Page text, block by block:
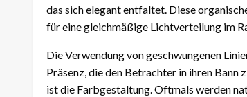
das sich elegant entfaltet. Diese
für eine gleichmäßige Lichtverteilung im
Die Verwendung von geschwungenen
Präsenz, die den Betrachter in ihren
ist die Farbgestaltung. Oftmals werden